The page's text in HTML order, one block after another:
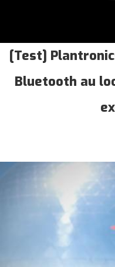
[Test]
Bluetooth au